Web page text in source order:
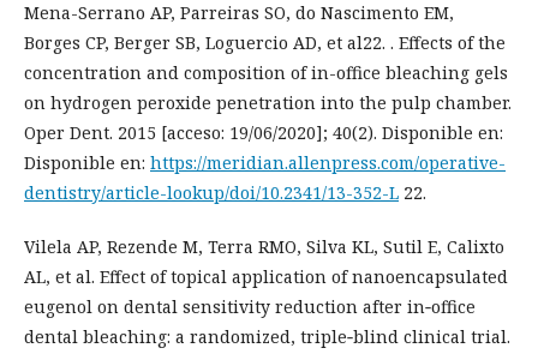
Mena-Serrano AP, Parreiras SO, do Nascimento EM,
Borges CP, Berger SB, Loguercio AD, et al22. . Effects of the
concentration and composition of in-office bleaching gels
on hydrogen peroxide penetration into the pulp chamber.
Oper Dent. 2015 [acceso: 19/06/2020]; 40(2). Disponible en:
Disponible en: https://meridian.allenpress.com/operative-
dentistry/article-lookup/doi/10.2341/13-352-L 22.
Vilela AP, Rezende M, Terra RMO, Silva KL, Sutil E, Calixto
AL, et al. Effect of topical application of nanoencapsulated
eugenol on dental sensitivity reduction after in‐office
dental bleaching: a randomized, triple‐blind clinical trial.